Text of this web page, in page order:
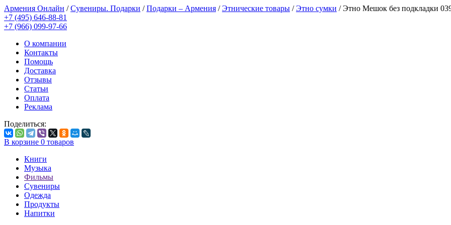
Армения Онлайн /Сувениры. Подарки /Подарки – Армения /Этнические товары /Этно сумки /Этно Мешок без подкладки
+7 (495) 646-88-81
+7 (966) 099-97-66
О компании
Контакты
Помощь
Доставка
Отзывы
Статьи
Оплата
Реклама
Поделиться:
В корзине 0 товаров
Книги
Музыка
Фильмы
Сувениры
Одежда
Продукты
Напитки